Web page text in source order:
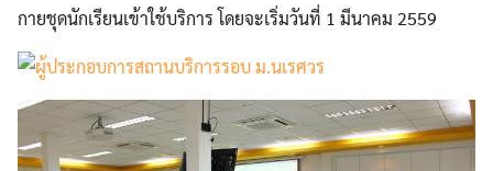
กายชุดนักเรียนเข้าใช้บริการ โดยจะเริ่มวันที่ 1 มีนาคม 2559